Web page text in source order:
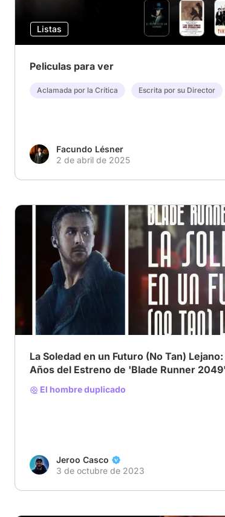
Listas
Peliculas para ver
Aclamada por la Crítica Escrita por su Director
Facundo Lésner
2 de abril de 2025
# Film Noir # Ciencia ficción # Thriller
La Soledad en un Futuro (No Tan)
Años del Estreno de 'Blade Runner
El hombre duplicado
Jeroo Casco
3 de octubre de 2023